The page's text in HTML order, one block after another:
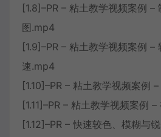
[1.8]–PR – 粘土教学视频案例 –
图.mp4
[1.9]–PR – 粘土教学视频案例 –
速.mp4
[1.10]–PR – 粘土教学视频案例
[1.11]–PR – 粘土教学视频案例
[1.12]–PR – 快速较色、模糊与